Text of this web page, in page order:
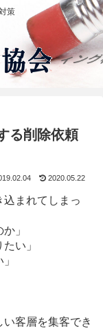
策
る削除依頼
2020.05.22
込まれてしまっ
」
い」
客層を集客でき